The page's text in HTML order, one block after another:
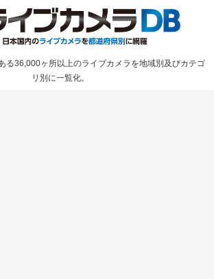
る36,000ヶ所以上のライブカメラを地域別及びカテゴ
リ別に一覧化。